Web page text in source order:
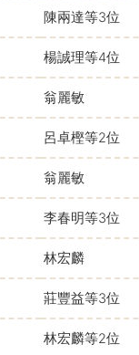
陳兩達等3位
楊誠理等4位
翁麗敏
呂卓樫等2位
翁麗敏
李春明等3位
林宏麟
莊豐益等3位
林宏麟等2位